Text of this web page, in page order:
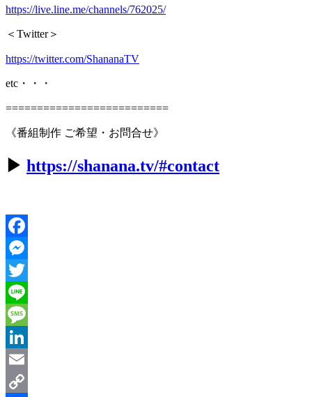
https://live.line.me/channels/762025/
＜Twitter＞
https://twitter.com/ShananaTV
etc・・・
==========================
《番組制作 ご希望・お問合せ》
▶︎ https://shanana.tv/#contact